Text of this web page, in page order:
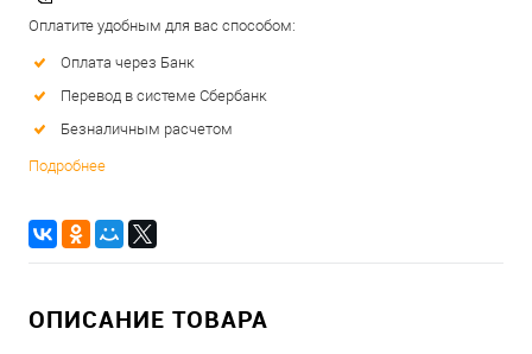
Оплатите удобным для вас способом:
Оплата через Банк
Перевод в системе Сбербанк
Безналичным расчетом
Подробнее
ОПИСАНИЕ ТОВАРА